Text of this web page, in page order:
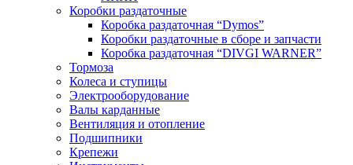
Коробки раздаточные
Коробка раздаточная “Dymos”
Коробки раздаточные в сборе и запчасти
Коробка раздаточная “DIVGI WARNER”
Тормоза
Колеса и ступицы
Электрооборудование
Валы карданные
Вентиляция и отопление
Подшипники
Крепежи